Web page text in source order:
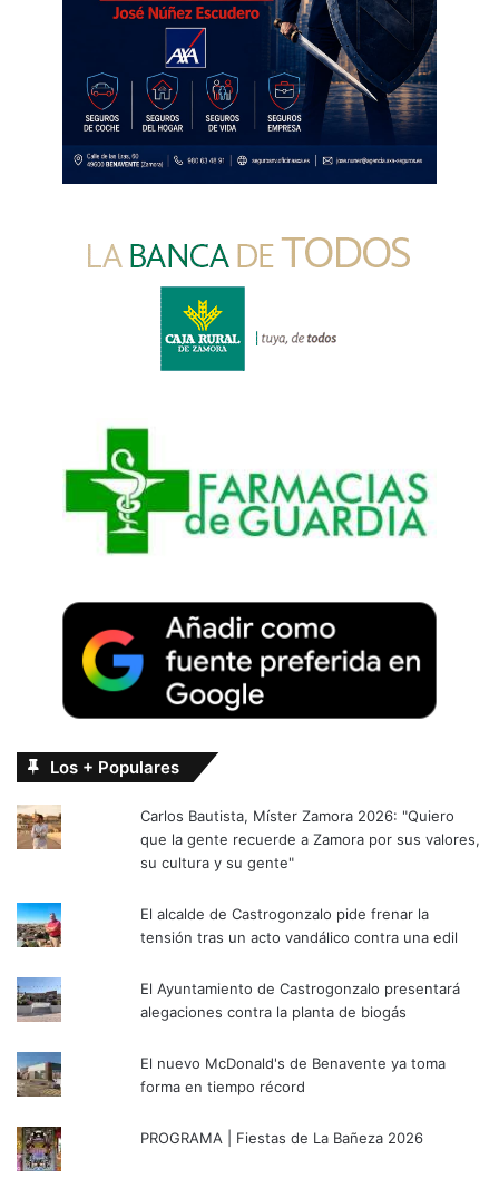
Los + Populares
Carlos Bautista, Míster Zamora 2026: "Quiero
que la gente recuerde a Zamora por sus valores,
su cultura y su gente"
El alcalde de Castrogonzalo pide frenar la
tensión tras un acto vandálico contra una edil
El Ayuntamiento de Castrogonzalo presentará
alegaciones contra la planta de biogás
El nuevo McDonald's de Benavente ya toma
forma en tiempo récord
PROGRAMA | Fiestas de La Bañeza 2026